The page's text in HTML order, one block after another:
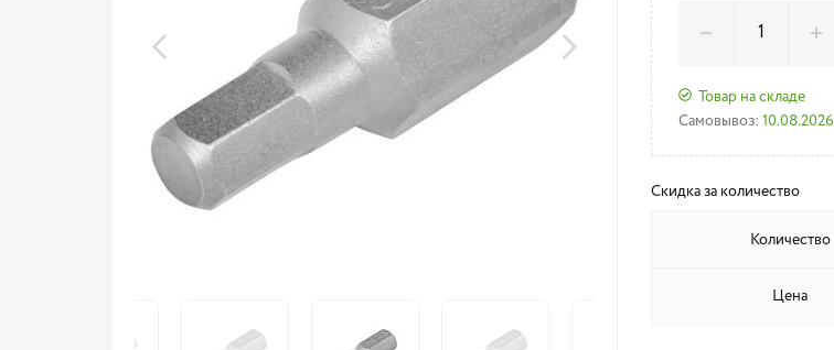
Товар на складе
Самовывоз: 10.08.2026
Скидка за количество
Количество
Цена